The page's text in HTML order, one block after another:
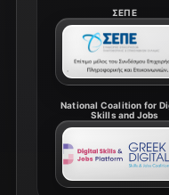
ΣΕΠΕ
National Coalition for
Skills and Jobs